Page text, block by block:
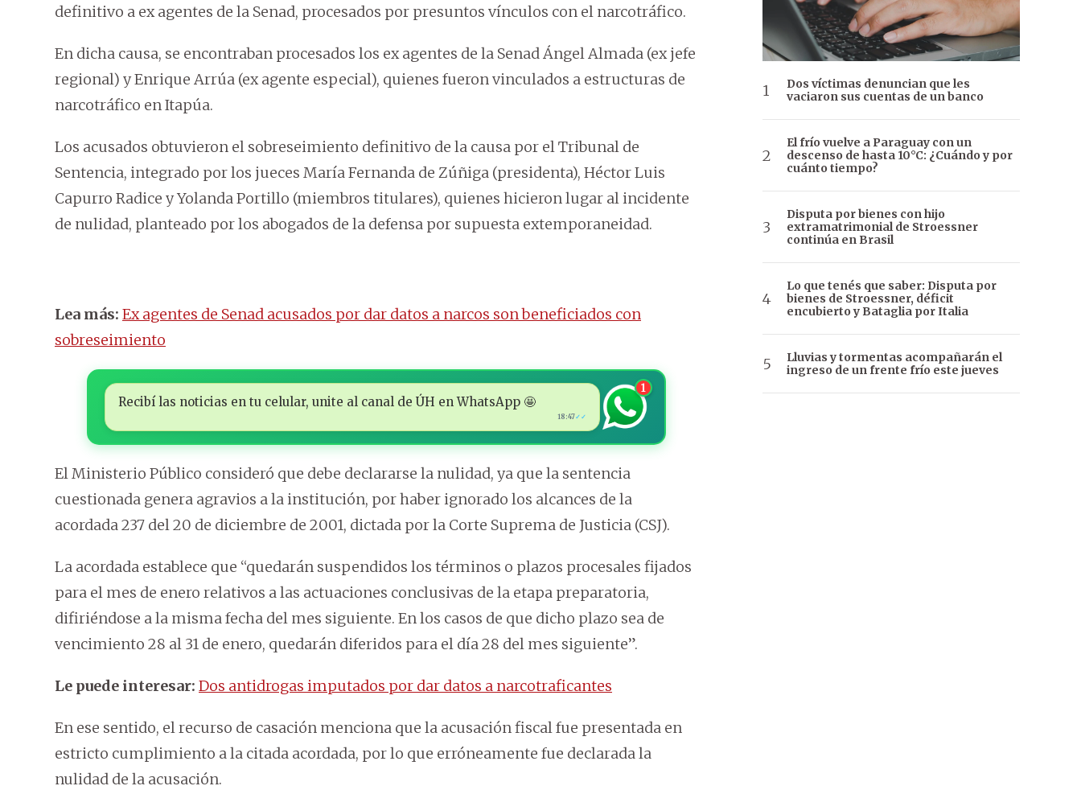
definitivo a ex agentes de la Senad, procesados por presuntos vínculos con el narcotráfico.
En dicha causa, se encontraban procesados los ex agentes de la Senad Ángel Almada (ex jefe
regional) y Enrique Arrúa (ex agente especial), quienes fueron vinculados a estructuras de
narcotráfico en Itapúa.
Los acusados obtuvieron el sobreseimiento definitivo de la causa por el Tribunal de
Sentencia, integrado por los jueces María Fernanda de Zúñiga (presidenta), Héctor Luis
Capurro Radice y Yolanda Portillo (miembros titulares), quienes hicieron lugar al incidente
de nulidad, planteado por los abogados de la defensa por supuesta extemporaneidad.
Lea más: Ex agentes de Senad acusados por dar datos a narcos son beneficiados con
sobreseimiento
Recibí las noticias en tu celular, unite al canal de ÚH en WhatsApp 🤩
18:47✓✓
1
El Ministerio Público consideró que debe declararse la nulidad, ya que la sentencia
cuestionada genera agravios a la institución, por haber ignorado los alcances de la
acordada 237 del 20 de diciembre de 2001, dictada por la Corte Suprema de Justicia (CSJ).
La acordada establece que “quedarán suspendidos los términos o plazos procesales fijados
para el mes de enero relativos a las actuaciones conclusivas de la etapa preparatoria,
difiriéndose a la misma fecha del mes siguiente. En los casos de que dicho plazo sea de
vencimiento 28 al 31 de enero, quedarán diferidos para el día 28 del mes siguiente”.
Le puede interesar: Dos antidrogas imputados por dar datos a narcotraficantes
En ese sentido, el recurso de casación menciona que la acusación fiscal fue presentada en
estricto cumplimiento a la citada acordada, por lo que erróneamente fue declarada la
nulidad de la acusación.
Dos víctimas denuncian que les
vaciaron sus cuentas de un banco
El frío vuelve a Paraguay con un
descenso de hasta 10°C: ¿Cuándo y por
cuánto tiempo?
Disputa por bienes con hijo
extramatrimonial de Stroessner
continúa en Brasil
Lo que tenés que saber: Disputa por
bienes de Stroessner, déficit
encubierto y Bataglia por Italia
Lluvias y tormentas acompañarán el
ingreso de un frente frío este jueves